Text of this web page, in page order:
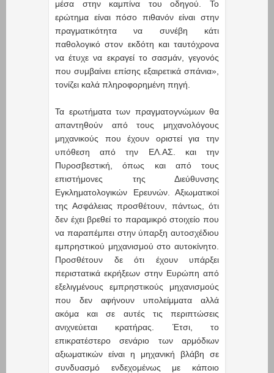
μέσα στην καμπίνα του οδηγού. Το
ερώτημα είναι πόσο πιθανόν είναι στην
πραγματικότητα να συνέβη κάτι
παθολογικό στον εκδότη και ταυτόχρονα
να έτυχε να εκραγεί το σασμάν, γεγονός
που συμβαίνει επίσης εξαιρετικά σπάνια»,
τονίζει καλά πληροφορημένη πηγή.
Τα ερωτήματα των πραγματογνώμων θα
απαντηθούν από τους μηχανολόγους
μηχανικούς που έχουν οριστεί για την
υπόθεση από την ΕΛ.ΑΣ. και την
Πυροσβεστική, όπως και από τους
επιστήμονες της Διεύθυνσης
Εγκληματολογικών Ερευνών. Αξιωματικοί
της Ασφάλειας προσθέτουν, πάντως, ότι
δεν έχει βρεθεί το παραμικρό στοιχείο που
να παραπέμπει στην ύπαρξη αυτοσχέδιου
εμπρηστικού μηχανισμού στο αυτοκίνητο.
Προσθέτουν δε ότι έχουν υπάρξει
περιστατικά εκρήξεων στην Ευρώπη από
εξελιγμένους εμπρηστικούς μηχανισμούς
που δεν αφήνουν υπολείμματα αλλά
ακόμα και σε αυτές τις περιπτώσεις
ανιχνεύεται κρατήρας. Έτσι, το
επικρατέστερο σενάριο των αρμόδιων
αξιωματικών είναι η μηχανική βλάβη σε
συνδυασμό ενδεχομένως με κάποιο